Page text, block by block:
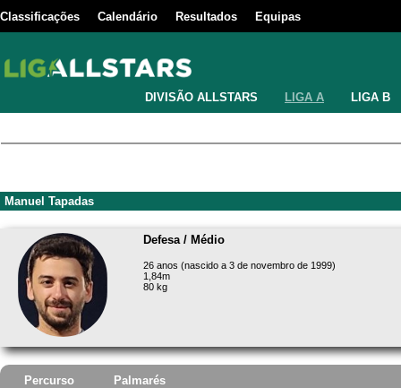
Classificações Calendário Resultados Equipas
DIVISÃO ALLSTARS LIGA A LIGA B
Manuel Tapadas
Defesa / Médio
26 anos (nascido a 3 de novembro de 1999)
1,84m
80 kg
Percurso Palmarés